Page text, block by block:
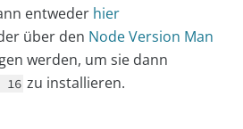
entweder hier
über den Node Version Man
werden, um sie dann
16 zu installieren.